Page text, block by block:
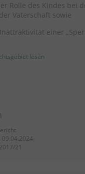
Rolle des Kindes bei
Vaterschaft sowie
einer
lesen
21